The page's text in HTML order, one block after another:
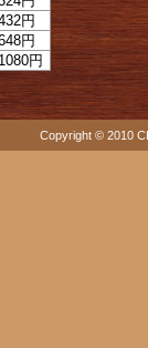
円
円
円
Copyright © 2010